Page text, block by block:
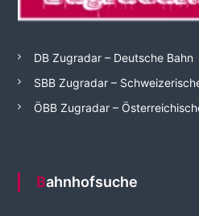
DB Zugradar – Deutsche Bahn
SBB Zugradar –
ÖBB Zugradar –
Bahnhofsuche